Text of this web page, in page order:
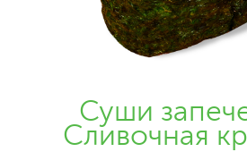
Суши
Сливочная